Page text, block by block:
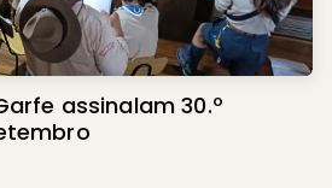
assinalam 30.º